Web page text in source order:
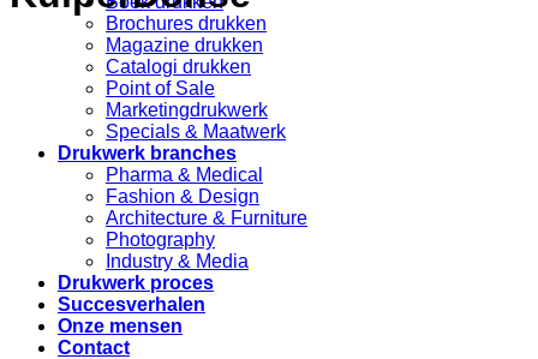
Brochures drukken
Magazine drukken
Catalogi drukken
Point of Sale
Marketingdrukwerk
Specials & Maatwerk
Drukwerk branches
Pharma & Medical
Fashion & Design
Architecture & Furniture
Photography
Industry & Media
Drukwerk proces
Succesverhalen
Onze mensen
Contact